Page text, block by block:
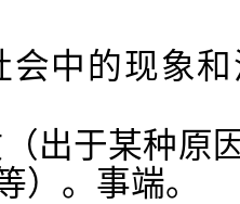
中的现象
出于某种原
）。事端。